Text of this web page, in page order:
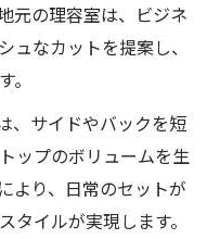
元の理容室は、ビジネ
ュなカットを提案し、
、サイドやバックを短
ップのボリュームを生
より、日常のセットが
タイルが実現します。